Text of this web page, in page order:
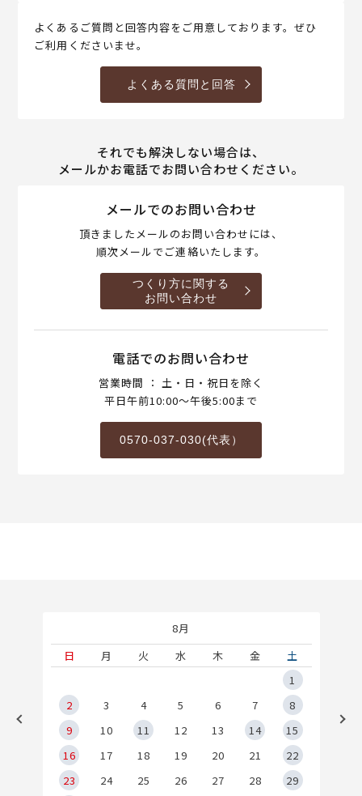
よくあるご質問と回答内容をご用意しております。ぜひ
ご利用くださいませ。
よくある質問と回答
それでも解決しない場合は、
メールかお電話でお問い合わせください。
メールでのお問い合わせ
頂きましたメールのお問い合わせには、
順次メールでご連絡いたします。
つくり方に関する
お問い合わせ
電話でのお問い合わせ
営業時間 ： 土・日・祝日を除く
平日午前10:00～午後5:00まで
0570-037-030(代表）
8月
日
月 火 水 木 金
土
1
2
3 4 5 6 7
8
9
10 11 12 13 14
15
16
17 18 19 20 21
22
23
24 25 26 27 28
29